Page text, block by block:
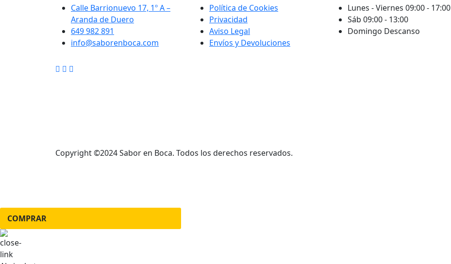
Calle Barrionuevo 17, 1º A –
Aranda de Duero
649 982 891
info@saborenboca.com
Política de Cookies
Privacidad
Aviso Legal
Envíos y Devoluciones
Lunes - Viernes 09:00 - 17:00
Sáb 09:00 - 13:00
Domingo Descanso
Copyright ©2024 Sabor en Boca. Todos los derechos reservados.
COMPRAR